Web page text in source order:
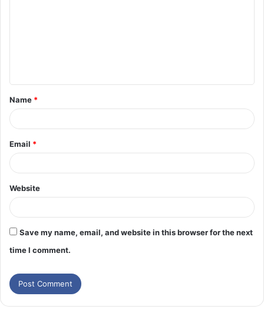
Name *
Email *
Website
Save my name, email, and website in this browser for the next
time I comment.